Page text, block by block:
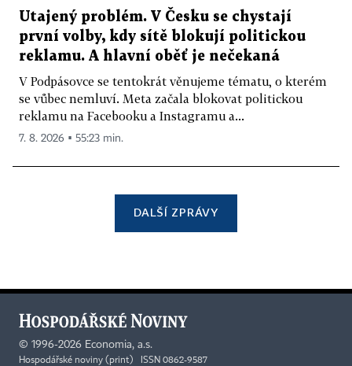
Utajený problém. V Česku se chystají
první volby, kdy sítě blokují politickou
reklamu. A hlavní oběť je nečekaná
V Podpásovce se tentokrát věnujeme tématu, o kterém
se vůbec nemluví. Meta začala blokovat politickou
reklamu na Facebooku a Instagramu a...
7. 8. 2026 ▪ 55:23 min.
DALŠÍ ZPRÁVY
© 1996-2026 Economia, a.s.
Hospodářské noviny (print) ISSN 0862-9587